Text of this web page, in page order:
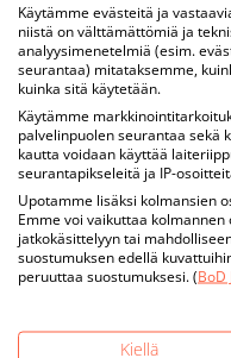
Käytämme evästeitä ja
niistä on välttämättömiä ja
analyysimenetelmiä (esim.
seurantaa) mitataksemme,
kuinka sitä käytetään.
Käytämme
palvelinpuolen seurantaa sekä
kautta voidaan käyttää
seurantapikseleitä ja IP-
Upotamme lisäksi kolmansien
Emme voi vaikuttaa
jatkokäsittelyyn tai
suostumuksen edellä
peruuttaa suostumuksesi. (BoD
Kiellä